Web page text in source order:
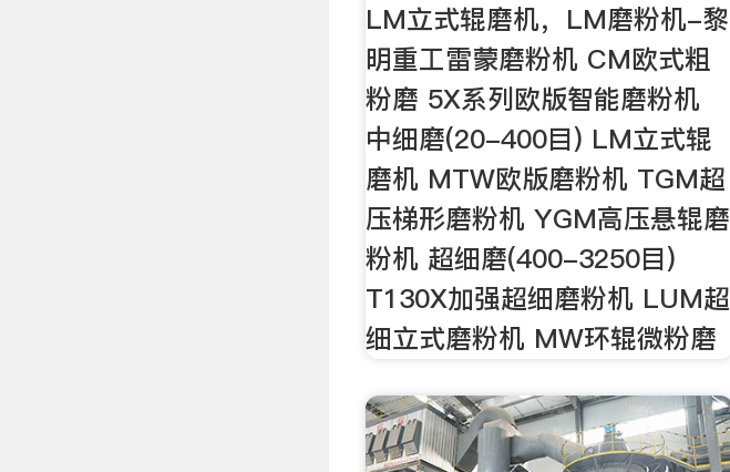
LM立式辊磨机，LM磨粉机-黎
明重工雷蒙磨粉机 CM欧式粗
粉磨 5X系列欧版智能磨粉机
中细磨(20-400目) LM立式辊
磨机 MTW欧版磨粉机 TGM超
压梯形磨粉机 YGM高压悬辊磨
粉机 超细磨(400-3250目)
T130X加强超细磨粉机 LUM超
细立式磨粉机 MW环辊微粉磨